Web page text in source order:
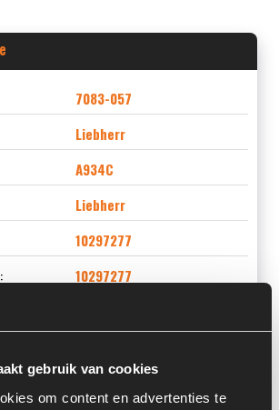
gebruik van cookies
om content en advertenties te
7083-057
Liebherr
A934C
Liebherr
10297277
10297277